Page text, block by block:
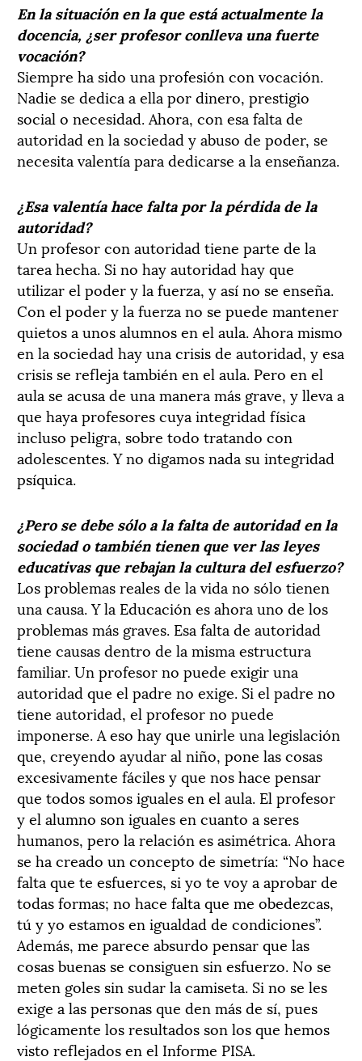
En la situación en la que está actualmente la
docencia, ¿ser profesor conlleva una fuerte
vocación?
Siempre ha sido una profesión con vocación.
Nadie se dedica a ella por dinero, prestigio
social o necesidad. Ahora, con esa falta de
autoridad en la sociedad y abuso de poder, se
necesita valentía para dedicarse a la enseñanza.
¿Esa valentía hace falta por la pérdida de la
autoridad?
Un profesor con autoridad tiene parte de la
tarea hecha. Si no hay autoridad hay que
utilizar el poder y la fuerza, y así no se enseña.
Con el poder y la fuerza no se puede mantener
quietos a unos alumnos en el aula. Ahora mismo
en la sociedad hay una crisis de autoridad, y esa
crisis se refleja también en el aula. Pero en el
aula se acusa de una manera más grave, y lleva a
que haya profesores cuya integridad física
incluso peligra, sobre todo tratando con
adolescentes. Y no digamos nada su integridad
psíquica.
¿Pero se debe sólo a la falta de autoridad en la
sociedad o también tienen que ver las leyes
educativas que rebajan la cultura del esfuerzo?
Los problemas reales de la vida no sólo tienen
una causa. Y la Educación es ahora uno de los
problemas más graves. Esa falta de autoridad
tiene causas dentro de la misma estructura
familiar. Un profesor no puede exigir una
autoridad que el padre no exige. Si el padre no
tiene autoridad, el profesor no puede
imponerse. A eso hay que unirle una legislación
que, creyendo ayudar al niño, pone las cosas
excesivamente fáciles y que nos hace pensar
que todos somos iguales en el aula. El profesor
y el alumno son iguales en cuanto a seres
humanos, pero la relación es asimétrica. Ahora
se ha creado un concepto de simetría: “No hace
falta que te esfuerces, si yo te voy a aprobar de
todas formas; no hace falta que me obedezcas,
tú y yo estamos en igualdad de condiciones”.
Además, me parece absurdo pensar que las
cosas buenas se consiguen sin esfuerzo. No se
meten goles sin sudar la camiseta. Si no se les
exige a las personas que den más de sí, pues
lógicamente los resultados son los que hemos
visto reflejados en el Informe PISA.